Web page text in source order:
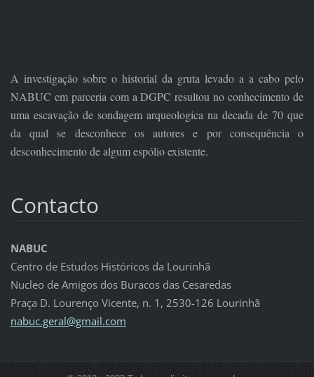
A investigação sobre o historial da gruta levado a a cabo pelo
NABUC em parceria com a DGPC resultou no conhecimento de
uma escavação de sondagem arqueologica na decada de 70 que
da qual se desconhece os autores e por consequência o
desconhecimento de algum espólio existente.
Contacto
NABUC
Centro de Estudos Históricos da Lourinhã
Nucleo de Amigos dos Buracos das Cesaredas
Praça D. Lourenço Vicente, n. 1, 2530-126 Lourinhã
nabuc.geral@gmail.com